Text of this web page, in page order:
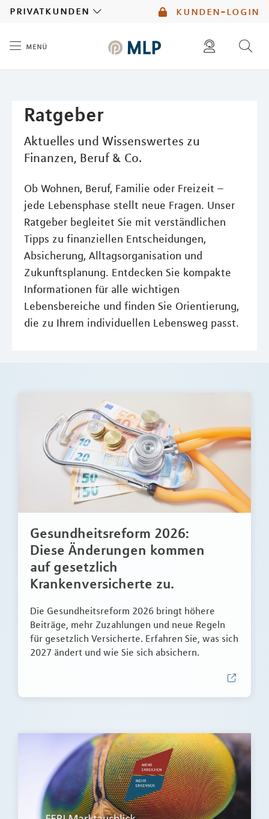
kunden-login
privatkunden
menü
Ratgeber
Aktuelles und Wissenswertes zu
Finanzen, Beruf & Co.
Ob Wohnen, Beruf, Familie oder Freizeit –
jede Lebensphase stellt neue Fragen. Unser
Ratgeber begleitet Sie mit verständlichen
Tipps zu finanziellen Entscheidungen,
Absicherung, Alltagsorganisation und
Zukunftsplanung. Entdecken Sie kompakte
Informationen für alle wichtigen
Lebensbereiche und finden Sie Orientierung,
die zu Ihrem individuellen Lebensweg passt.
Gesundheitsreform 2026:
Diese Änderungen kommen
auf gesetzlich
Krankenversicherte zu.
Die Gesundheitsreform 2026 bringt höhere
Beiträge, mehr Zuzahlungen und neue Regeln
für gesetzlich Versicherte. Erfahren Sie, was sich
2027 ändert und wie Sie sich absichern.